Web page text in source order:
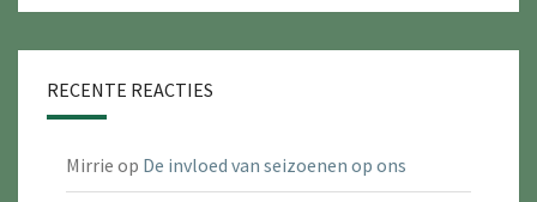
RECENTE REACTIES
Mirrie op De invloed van seizoenen op ons